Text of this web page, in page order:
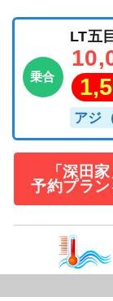
乗合
LT五
アジ
「深田
予約プラ